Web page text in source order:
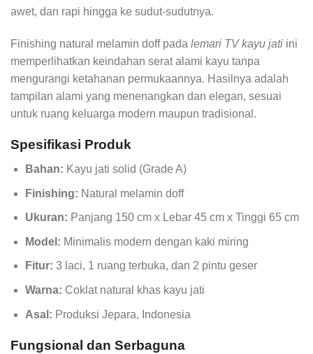
awet, dan rapi hingga ke sudut-sudutnya.
Finishing natural melamin doff pada lemari TV kayu jati ini
memperlihatkan keindahan serat alami kayu tanpa
mengurangi ketahanan permukaannya. Hasilnya adalah
tampilan alami yang menenangkan dan elegan, sesuai
untuk ruang keluarga modern maupun tradisional.
Spesifikasi Produk
Bahan: Kayu jati solid (Grade A)
Finishing: Natural melamin doff
Ukuran: Panjang 150 cm x Lebar 45 cm x Tinggi 65 cm
Model: Minimalis modern dengan kaki miring
Fitur: 3 laci, 1 ruang terbuka, dan 2 pintu geser
Warna: Coklat natural khas kayu jati
Asal: Produksi Jepara, Indonesia
Fungsional dan Serbaguna